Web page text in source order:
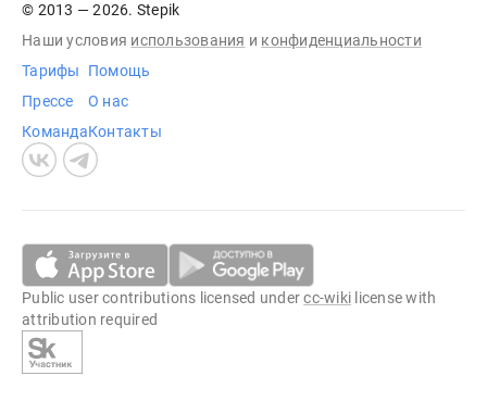
© 2013 — 2026. Stepik
Наши условия использования и конфиденциальности
Тарифы
Прессе
Команда
Помощь
О нас
Контакты
Public user contributions licensed undercc-wiki license with
attribution required